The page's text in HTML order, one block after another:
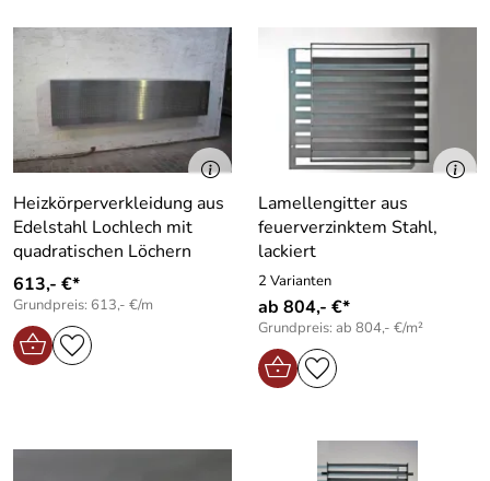
Heizkörperverkleidung aus
Edelstahl Lochlech mit
quadratischen Löchern
613,- €*
Grundpreis: 613,- €/m
Lamellengitter aus
feuerverzinktem Stahl,
lackiert
2 Varianten
ab 804,- €*
Grundpreis: ab 804,- €/m²